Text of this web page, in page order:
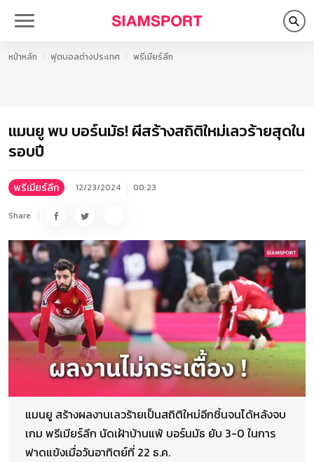
หน้าหลัก ฟุตบอลต่างประเทศ พรีเมียร์ลีก
แมนยู พบ บอร์นมัธ! ผีสร้างสถิติใหม่เลวร้ายสุดใน
รอบปี
พรีเมียร์ลีก 12/23/2024 00:23
Share
แมนยู สร้างผลงานเลวร้ายเป็นสถิติใหม่อีกชิ้นจนได้หลังจบ
เกม พรีเมียร์ลีก นัดเฝ้าบ้านแพ้ บอร์นมัธ ยับ 3-0 ในการ
ฟาดแข้งเมื่อวันอาทิตย์ที่ 22 ธ.ค.